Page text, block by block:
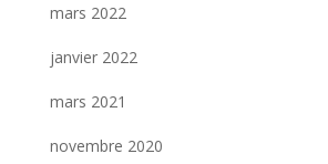
mars 2022
janvier 2022
mars 2021
novembre 2020